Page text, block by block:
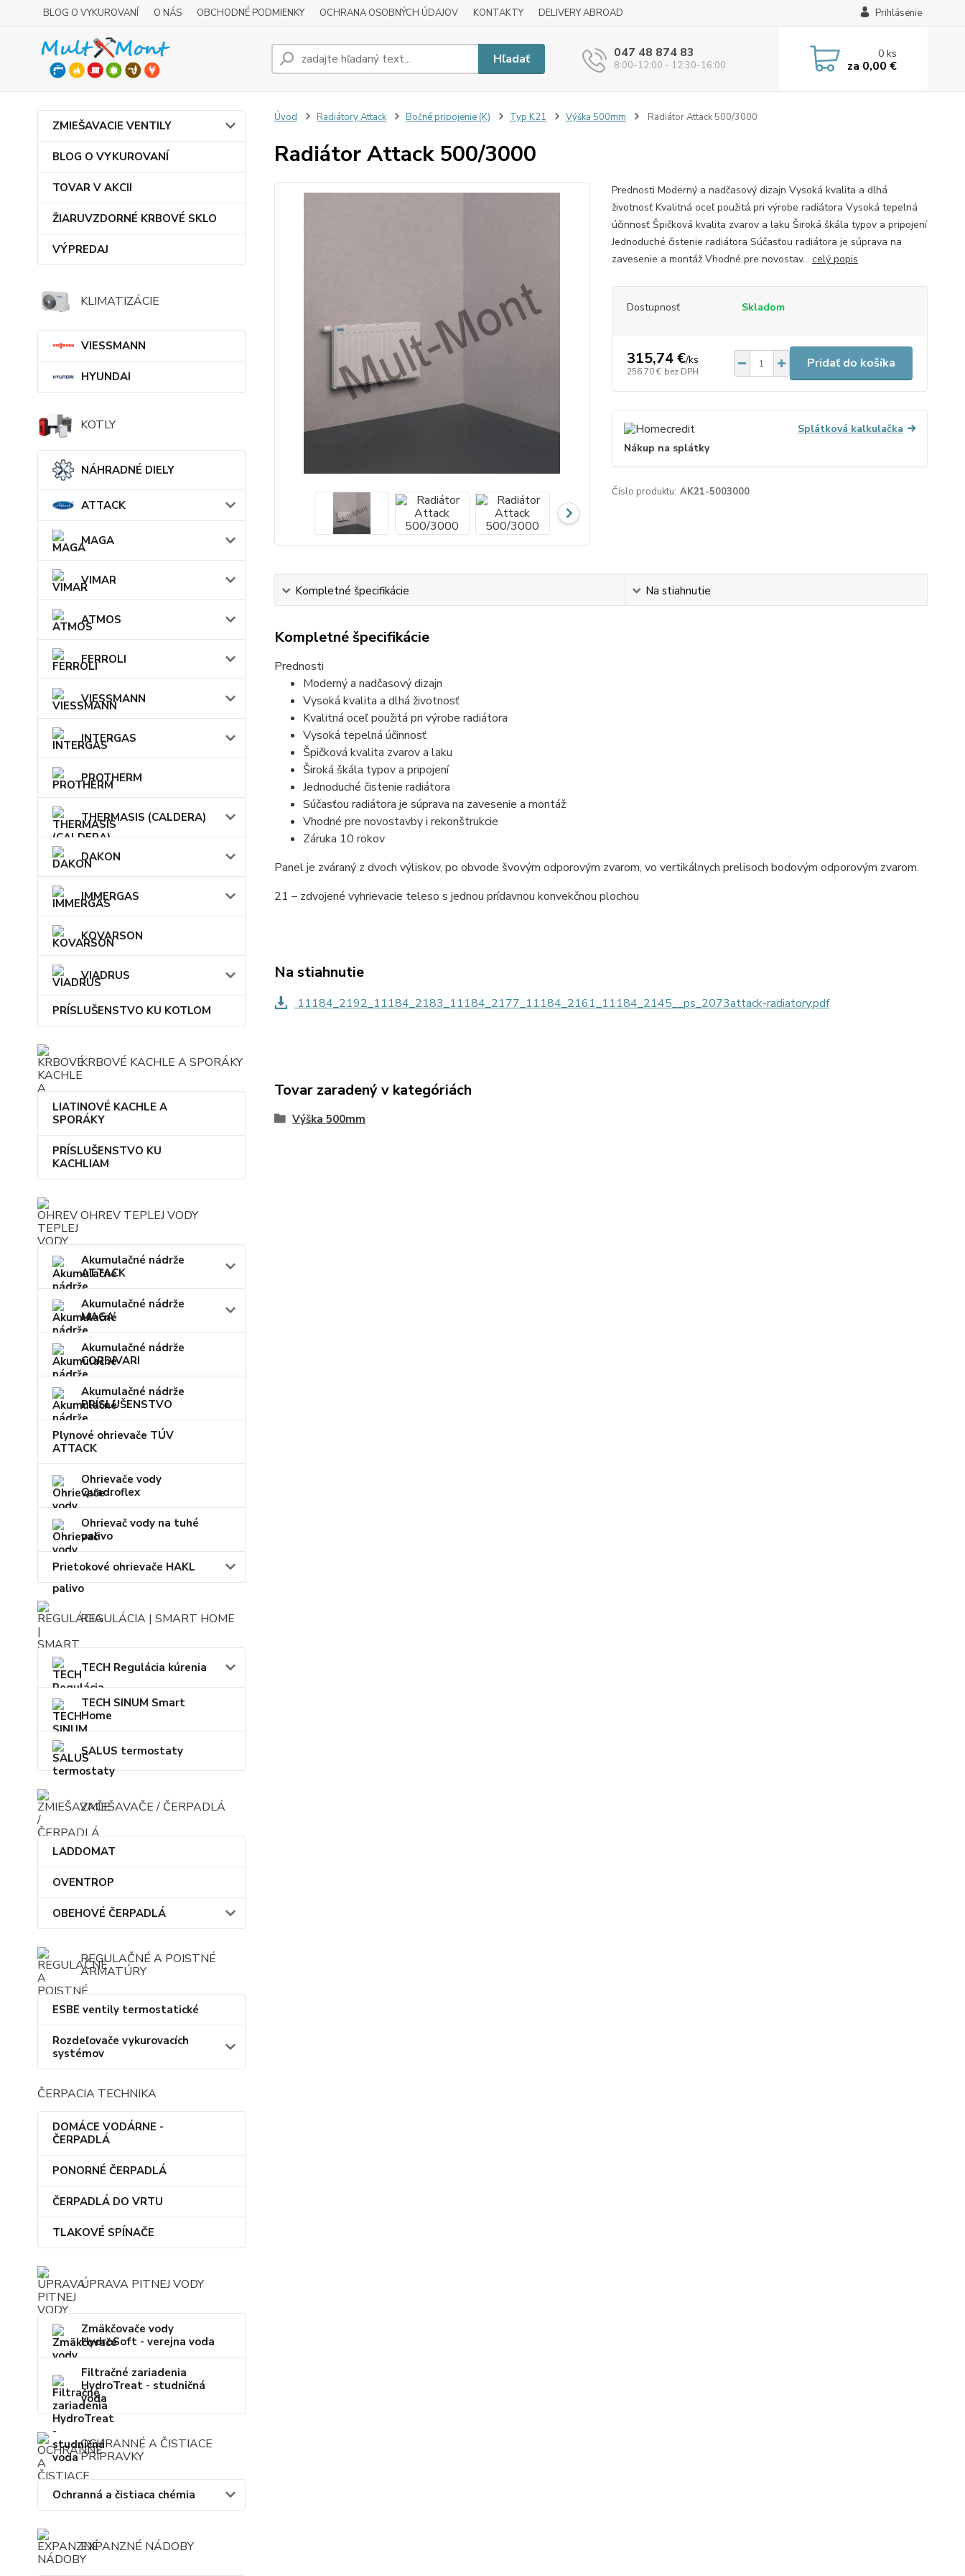
BLOG O VYKUROVANÍ O NÁS OBCHODNÉ PODMIENKY OCHRANA OSOBNÝCH ÚDAJOV KONTAKTY DELIVERY ABROAD Prihlásenie
Hľadať 047 48 874 83
8:00-12:00 - 12:30-16:00
0ks
za 0,00 €
ZMIEŠAVACIE VENTILY
BLOG O VYKUROVANÍ
TOVAR V AKCII
ŽIARUVZDORNÉ KRBOVÉ SKLO
VÝPREDAJ
KLIMATIZÁCIE
VIESSMANN
HYUNDAI
KOTLY
NÁHRADNÉ DIELY
ATTACK
MAGA
VIMAR
ATMOS
FERROLI
VIESSMANN
INTERGAS
PROTHERM
THERMASIS (CALDERA)
DAKON
IMMERGAS
KOVARSON
VIADRUS
PRÍSLUŠENSTVO KU KOTLOM
KRBOVÉ KACHLE A SPORÁKY
LIATINOVÉ KACHLE A
SPORÁKY
PRÍSLUŠENSTVO KU
KACHLIAM
OHREV TEPLEJ VODY
Akumulačné nádrže
ATTACK
Akumulačné nádrže
MAGA
Akumulačné nádrže
CORDIVARI
Akumulačné nádrže
PRÍSLUŠENSTVO
Plynové ohrievače TÚV
ATTACK
Ohrievače vody
Quadroflex
Ohrievač vody na tuhé
palivo
Prietokové ohrievače HAKL
REGULÁCIA | SMART HOME
TECH Regulácia kúrenia
TECH SINUM Smart
Home
SALUS termostaty
ZMIEŠAVAČE / ČERPADLÁ
LADDOMAT
OVENTROP
OBEHOVÉ ČERPADLÁ
REGULAČNÉ A POISTNÉ
ARMATÚRY
ESBE ventily termostatické
Rozdeľovače vykurovacích
systémov
ČERPACIA TECHNIKA
DOMÁCE VODÁRNE -
ČERPADLÁ
PONORNÉ ČERPADLÁ
ČERPADLÁ DO VRTU
TLAKOVÉ SPÍNAČE
ÚPRAVA PITNEJ VODY
Zmäkčovače vody
HydroSoft - verejna voda
Filtračné zariadenia
HydroTreat - studničná
voda
OCHRANNÉ A ČISTIACE
PRÍPRAVKY
Ochranná a čistiaca chémia
EXPANZNÉ NÁDOBY
Úvod Radiátory Attack Bočné pripojenie (K) Typ K21 Výška 500mm Radiátor Attack 500/3000
Radiátor Attack 500/3000
Prednosti Moderný a nadčasový dizajn Vysoká kvalita a dlhá
životnosť Kvalitná oceľ použitá pri výrobe radiátora Vysoká tepelná
účinnosť Špičková kvalita zvarov a laku Široká škála typov a pripojení
Jednoduché čistenie radiátora Súčasťou radiátora je súprava na
zavesenie a montáž Vhodné pre novostav... celý popis
Dostupnosť Skladom
315,74 €/ks
256,70 € bez DPH
Pridať do košíka
Splátková kalkulačka
Nákup na splátky
Číslo produktu: AK21-5003000
Kompletné špecifikácie Na stiahnutie
Kompletné špecifikácie
Prednosti
Moderný a nadčasový dizajn
Vysoká kvalita a dlhá životnosť
Kvalitná oceľ použitá pri výrobe radiátora
Vysoká tepelná účinnosť
Špičková kvalita zvarov a laku
Široká škála typov a pripojení
Jednoduché čistenie radiátora
Súčasťou radiátora je súprava na zavesenie a montáž
Vhodné pre novostavby i rekonštrukcie
Záruka 10 rokov
Panel je zváraný z dvoch výliskov, po obvode švovým odporovým zvarom, vo vertikálnych prelisoch bodovým odporovým zvarom.
21 – zdvojené vyhrievacie teleso s jednou prídavnou konvekčnou plochou
Na stiahnutie
11184_2192_11184_2183_11184_2177_11184_2161_11184_2145__ps_2073attack-radiatory.pdf
Tovar zaradený v kategóriách
Výška 500mm